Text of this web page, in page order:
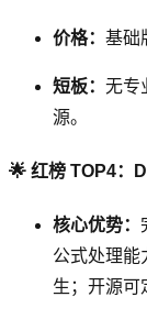
价格： 基础
短板： 无专
源。
🌟 红榜 TOP4
核心优势：
公式处理能
生；开源可